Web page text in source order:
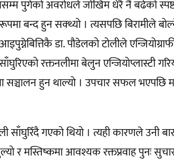
पुगेको अवरोधले जोखिम धेरै नै बढेको
बन्द हुन सक्थ्यो । त्यसपछि बिरामीले
डा. पौडेलको टोलीले
रक्तनलीमा बेलुन एन्जियोप्लास्टी
सञ्चालन हुन थाल्यो । उपचार सफल भएपछि
गएको थियो । त्यही कारणले उनी
र मस्तिष्कमा आवश्यक रक्तप्रवाह पुनः